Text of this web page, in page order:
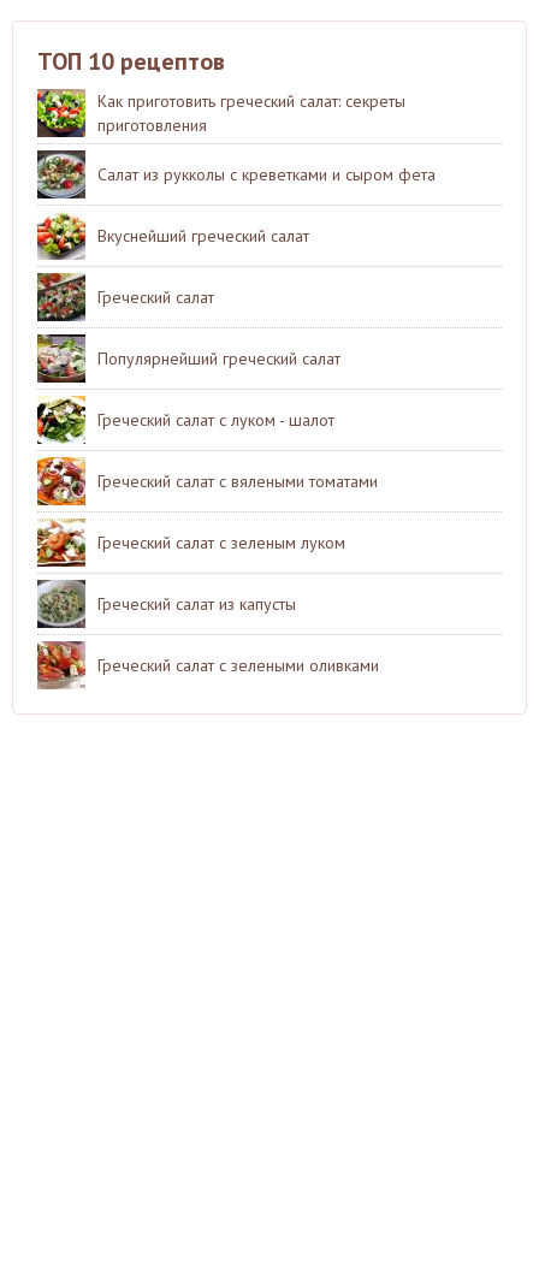
ТОП 10 рецептов
Как приготовить греческий салат: секреты
приготовления
Салат из рукколы с креветками и сыром фета
Вкуснейший греческий салат
Греческий салат
Популярнейший греческий салат
Греческий салат с луком - шалот
Греческий салат с вялеными томатами
Греческий салат с зеленым луком
Греческий салат из капусты
Греческий салат с зелеными оливками